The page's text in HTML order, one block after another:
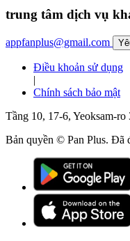
trung tâm dịch vụ
appfanplus@gmail.com
Điều khoản sử dụng
|
Chính sách bảo mật
Tầng 10, 17-6, Yeoksam-
Bản quyền © Pan Plus. Đã